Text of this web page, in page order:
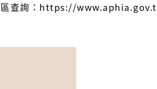
區查詢：https://